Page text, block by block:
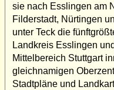
sie nach Esslingen am
Filderstadt, Nürtingen
unter Teck die
Landkreis Esslingen
Mittelbereich Stuttgart
gleichnamigen
Stadtpläne und